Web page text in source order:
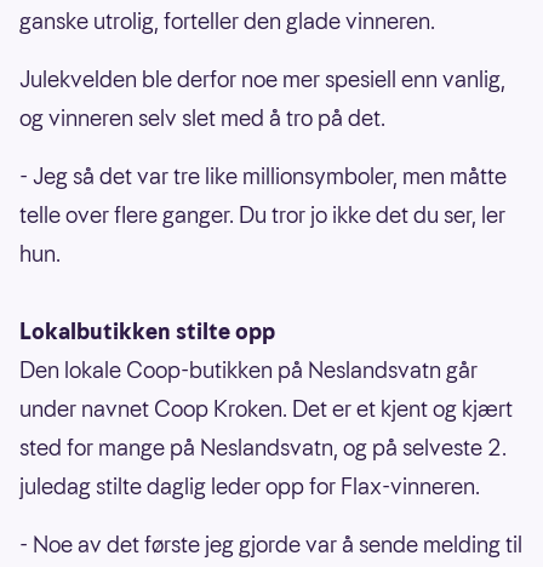
ganske utrolig, forteller den glade vinneren.
Julekvelden ble derfor noe mer spesiell enn vanlig,
og vinneren selv slet med å tro på det.
- Jeg så det var tre like millionsymboler, men måtte
telle over flere ganger. Du tror jo ikke det du ser, ler
hun.
Lokalbutikken stilte opp
Den lokale Coop-butikken på Neslandsvatn går
under navnet Coop Kroken. Det er et kjent og kjært
sted for mange på Neslandsvatn, og på selveste 2.
juledag stilte daglig leder opp for Flax-vinneren.
- Noe av det første jeg gjorde var å sende melding til